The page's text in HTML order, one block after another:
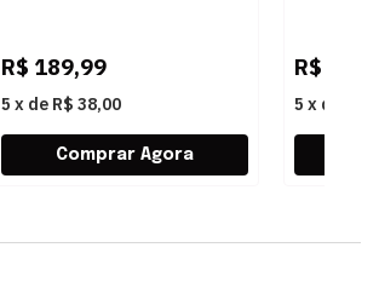
R$ 189,99
5 x de R$ 38,00
R$
5 x de